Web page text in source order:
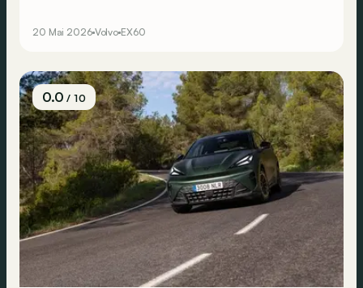
20 Mai 2026 Volvo EX60
0.0/ 10